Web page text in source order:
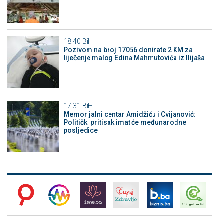
18:40 BiH
Pozivom na broj 17056 donirate 2 KM za
liječenje malog Edina Mahmutovića iz Ilijaša
17:31 BiH
Memorijalni centar Amidžiću i Cvijanović:
Politički pritisak imat će međunarodne
posljedice